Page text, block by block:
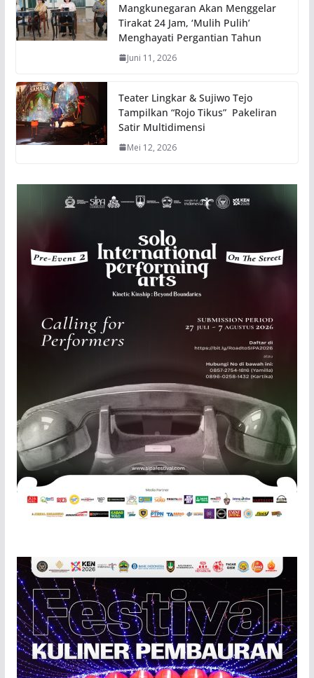
Mangkunegaran Akan Menggelar
Tirakat 24 Jam, ‘Mulih Pulih’
Menghayati Pergantian Tahun
Juni 11, 2026
Teater Lingkar & Sujiwo Tejo
Tampilkan “Rojo Tikus” Pakeliran
Satir Multidimensi
Mei 12, 2026